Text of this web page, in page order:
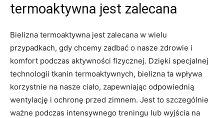
termoaktywna ⁢jest zalecana
Bielizna termoaktywna jest⁣ zalecana w wielu
przypadkach,⁤ gdy ‍chcemy zadbać o ‌nasze zdrowie i
komfort podczas aktywności fizycznej. Dzięki specjalnej
technologii⁢ tkanin ⁢termoaktywnych, ‌bielizna ta wpływa
korzystnie na nasze ciało, zapewniając odpowiednią
wentylację ⁢i​ ochronę ‍przed⁤ zimnem.‌ Jest to szczególnie
ważne podczas⁢ intensywnego ⁤treningu​ lub wyjścia‍ na